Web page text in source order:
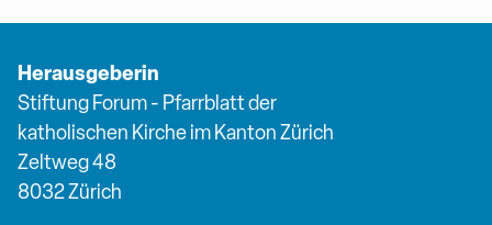
Herausgeberin
Stiftung Forum - Pfarrblatt der
katholischen Kirche im Kanton Zürich
Zeltweg 48
8032 Zürich